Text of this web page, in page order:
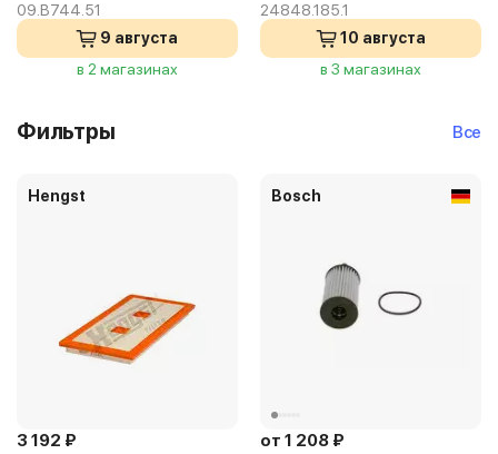
09.B744.51
9 августа
в 2 магазинах
24848.185.1
10 августа
в 3 магазинах
Фильтры Все
Hengst
3 192 ₽
Bosch
от 1 208 ₽